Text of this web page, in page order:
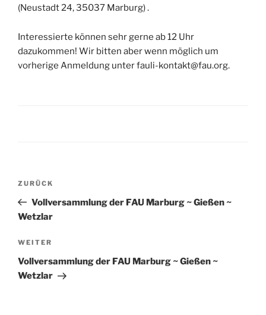
(Neustadt 24, 35037 Marburg).
Interessierte können sehr gerne ab 12 Uhr
dazukommen! Wir bitten aber wenn möglich um
vorherige Anmeldung unter fauli-kontakt@fau.org.
Beitragsnavigation
Vorheriger
Beitrag
ZURÜCK
Vollversammlung der FAU Marburg ~ Gießen ~
Wetzlar
Nächster
Beitrag
WEITER
Vollversammlung der FAU Marburg ~ Gießen ~
Wetzlar